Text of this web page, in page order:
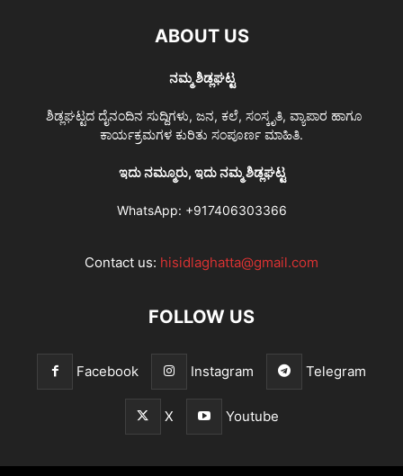
ABOUT US
ನಮ್ಮ ಶಿಡ್ಲಘಟ್ಟ
ಶಿಡ್ಲಘಟ್ಟದ ದೈನಂದಿನ ಸುದ್ದಿಗಳು, ಜನ, ಕಲೆ, ಸಂಸ್ಕೃತಿ, ವ್ಯಾಪಾರ ಹಾಗೂ
ಕಾರ್ಯಕ್ರಮಗಳ ಕುರಿತು ಸಂಪೂರ್ಣ ಮಾಹಿತಿ.
ಇದು ನಮ್ಮೂರು, ಇದು ನಮ್ಮ ಶಿಡ್ಲಘಟ್ಟ
WhatsApp: +917406303366
Contact us: hisidlaghatta@gmail.com
FOLLOW US
Facebook Instagram Telegram
X Youtube